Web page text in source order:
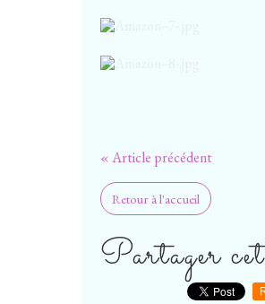
« Article précédent
Retour à l'accueil
Partager